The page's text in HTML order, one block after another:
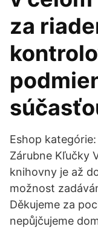
za
Eshop
Zárubne Kľučky
knihovny je až
možnost
Děkujeme za
nepůjčujeme